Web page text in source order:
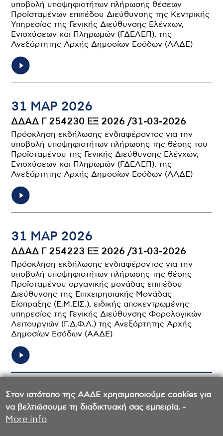
Στον ιστότοπο της ΑΑΔΕ χρησιμοποιούμε cookies για
να βελτιώσουμε τη διαδικτυακή σας εμπειρία. -
More info
υποβολή υποψηφιοτήτων πλήρωσης θέσεων
Προϊσταμένων επιπέδου Διεύθυνσης της Κεντρικής
Υπηρεσίας της Γενικής Διεύθυνσης Ελέγχων,
Ενισχύσεων και Πληρωμών (ΓΔΕΛΕΠ), της
Ανεξάρτητης Αρχής Δημοσίων Εσόδων (ΑΑΔΕ)
31 ΜΑΡ 2026
ΔΔΑΔ Γ 254230 ΕΞ 2026 /31-03-2026
Πρόσκληση εκδήλωσης ενδιαφέροντος για την
υποβολή υποψηφιοτήτων πλήρωσης της θέσης του
Προϊσταμένου της Γενικής Διεύθυνσης Ελέγχων,
Ενισχύσεων και Πληρωμών (ΓΔΕΛΕΠ), της
Ανεξάρτητης Αρχής Δημοσίων Εσόδων (ΑΑΔΕ)
31 ΜΑΡ 2026
ΔΔΑΔ Γ 254223 ΕΞ 2026 /31-03-2026
Πρόσκληση εκδήλωσης ενδιαφέροντος για την
υποβολή υποψηφιοτήτων πλήρωσης της θέσης
Προϊσταμένου οργανικής μονάδας επιπέδου
Διεύθυνσης της Επιχειρησιακής Μονάδας
Είσπραξης (Ε.Μ.ΕΙΣ.), ειδικής αποκεντρωμένης
υπηρεσίας της Γενικής Διεύθυνσης Φορολογικών
Λειτουργιών (Γ.Δ.Φ.Λ.) της Ανεξάρτητης Αρχής
Δημοσίων Εσόδων (ΑΑΔΕ)
Σελιδοποίηση Σελίδα